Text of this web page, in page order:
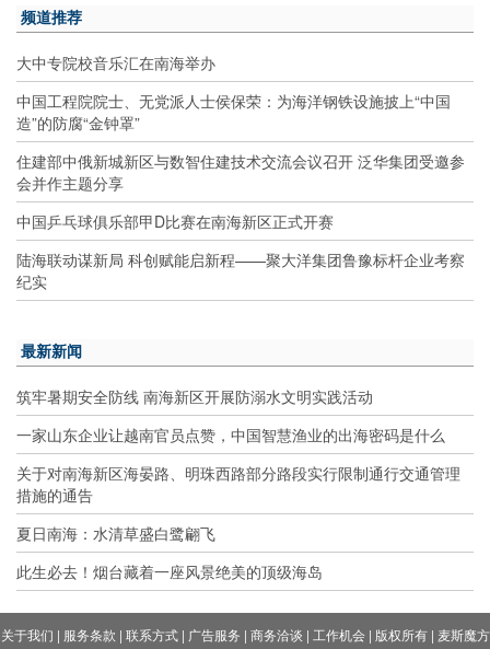
频道推荐
大中专院校音乐汇在南海举办
中国工程院院士、无党派人士侯保荣：为海洋钢铁设施披上“中国
造”的防腐“金钟罩”
住建部中俄新城新区与数智住建技术交流会议召开 泛华集团受邀参
会并作主题分享
中国乒乓球俱乐部甲D比赛在南海新区正式开赛
陆海联动谋新局 科创赋能启新程——聚大洋集团鲁豫标杆企业考察
纪实
最新新闻
筑牢暑期安全防线 南海新区开展防溺水文明实践活动
一家山东企业让越南官员点赞，中国智慧渔业的出海密码是什么
关于对南海新区海晏路、明珠西路部分路段实行限制通行交通管理
措施的通告
夏日南海：水清草盛白鹭翩飞
此生必去！烟台藏着一座风景绝美的顶级海岛
关于我们 | 服务条款 | 联系方式| 广告服务 | 商务洽谈 | 工作机会| 版权所有| 麦斯魔方